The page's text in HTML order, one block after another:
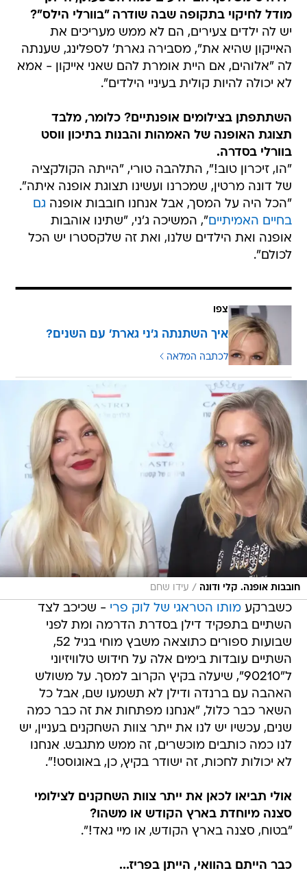
מודל לחיקוי בתקופה שבה שודרה "בוורלי הילס"?
יש לה ילדים צעירים, הם לא ממש מעריכים את
האייקון שהיא את", מסבירה גארת' לספלינג, שענתה
לה "אלוהים, אם היית אומרת להם שאני אייקון - אמא
לא יכולה להיות קולית בעיניי הילדים".
השתתפתן בצילומים אופנתיים? כלומר, מלבד
תצוגת האופנה של האמהות והבנות בתיכון ווסט
בוורלי בסדרה.
"הו, זיכרון טוב!", התלהבה טורי, "הייתה הקולקציה
של דונה מרטין, שמכרנו ועשינו תצוגת אופנה איתה".
"הכל היה על המסך, אבל אנחנו חובבות אופנה גם
בחיים האמיתיים", המשיכה ג'ני, "שתינו אוהבות
אופנה ואת הילדים שלנו, ואת זה שלקסטרו יש הכל
לכולם".
צפו
איך השתנתה ג'ני גארת' עם השנים?
לכתבה המלאה
חובבות אופנה. קלי ודונה / עידו שחם
כשברקעמותו הטראגי של לוק פרי - שכיכב לצד
השתיים בתפקיד דילן בסדרת הדרמה ומת לפני
שבועות ספורים כתוצאה משבץ מוחי בגיל 52,
השתיים עובדות בימים אלה על חידוש טלוויזיוני
ל"90210", שיעלה בקיץ הקרוב למסך. על משולש
האהבה עם ברנדה ודילן לא תשמעו שם, אבל כל
השאר כבר כלול, "אנחנו מפתחות את זה כבר כמה
שנים, עכשיו יש לנו את ייתר צוות השחקנים בעניין, יש
לנו כמה כותבים מוכשרים, זה ממש מתגבש. אנחנו
לא יכולות לחכות, זה ישודר בקיץ, כן, באוגוסט!".
אולי תביאו לכאן את ייתר צוות השחקנים לצילומי
סצנה מיוחדת בארץ הקודש או משהו?
"בטוח, סצנה בארץ הקודש, או מיי גאד!".
כבר הייתם בהוואי, הייתן בפריז...